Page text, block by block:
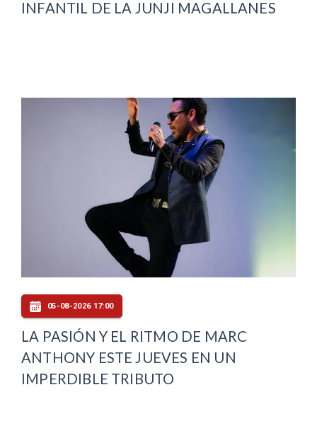
INFANTIL DE LA JUNJI MAGALLANES
05-08-2026 17:00
LA PASIÓN Y EL RITMO DE MARC
ANTHONY ESTE JUEVES EN UN
IMPERDIBLE TRIBUTO